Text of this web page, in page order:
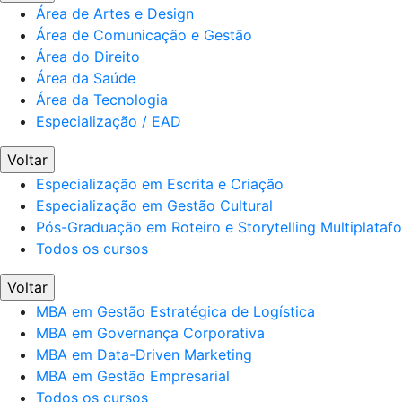
Área de Artes e Design
Área de Comunicação e Gestão
Área do Direito
Área da Saúde
Área da Tecnologia
Especialização / EAD
Voltar
Especialização em Escrita e Criação
Especialização em Gestão Cultural
Pós-Graduação em Roteiro e Storytelling
Todos os cursos
Voltar
MBA em Gestão Estratégica de Logística
MBA em Governança Corporativa
MBA em Data-Driven Marketing
MBA em Gestão Empresarial
Todos os cursos